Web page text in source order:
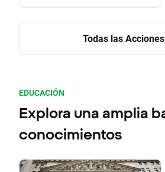
Todas las Acciones
EDUCACIÓN
Explora una amplia
conocimientos